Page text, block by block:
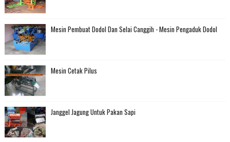
Mesin Pembuat Dodol Dan Selai Canggih - Mesin Pengaduk Dodol
Mesin Cetak Pilus
Janggel Jagung Untuk Pakan Sapi